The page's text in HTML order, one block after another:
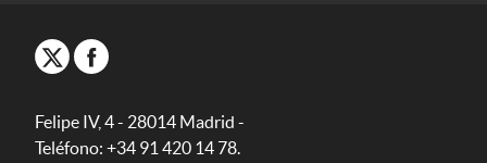
Felipe IV, 4 - 28014 Madrid -
Teléfono: +34 91 420 14 78.